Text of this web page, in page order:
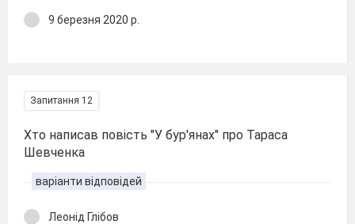
9 березня 2020 р.
Запитання 12
Хто написав повість "У бур'янах" про Тараса
Шевченка
варіанти відповідей
Леонід Глібов